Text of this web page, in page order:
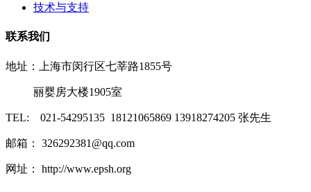
技术与支持
联系我们
地址：上海市闵行区七莘路1855号
丽婴房大楼1905室
TEL: 021-54295135 18121065869 13918274205 张先生
邮箱： 326292381@qq.com
网址： http://www.epsh.org